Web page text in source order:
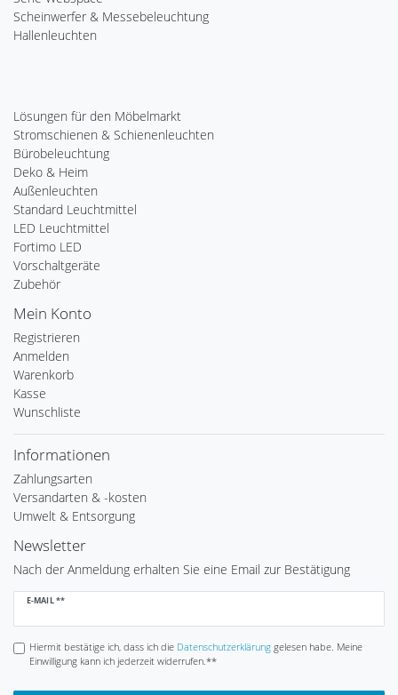
Scheinwerfer & Messebeleuchtung
Hallenleuchten
Lösungen für den Möbelmarkt
Stromschienen & Schienenleuchten
Bürobeleuchtung
Deko & Heim
Außenleuchten
Standard Leuchtmittel
LED Leuchtmittel
Fortimo LED
Vorschaltgeräte
Zubehör
Mein Konto
Registrieren
Anmelden
Warenkorb
Kasse
Wunschliste
Informationen
Zahlungsarten
Versandarten & -kosten
Umwelt & Entsorgung
Newsletter
Nach der Anmeldung erhalten Sie eine Email zur Bestätigung
E-MAIL **
Newsletter
Hiermit bestätige ich, dass ich die Daten­schutz­erklärunggelesen habe. Meine
Einwilligung kann ich jederzeit widerrufen.**